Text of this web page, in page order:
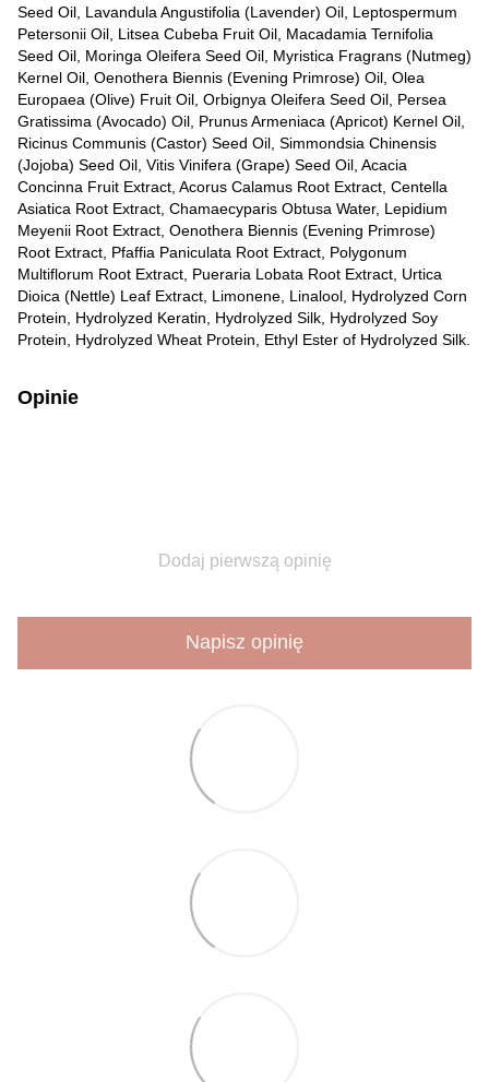
Seed Oil, Lavandula Angustifolia (Lavender) Oil, Leptospermum
Petersonii Oil, Litsea Cubeba Fruit Oil, Macadamia Ternifolia
Seed Oil, Moringa Oleifera Seed Oil, Myristica Fragrans (Nutmeg)
Kernel Oil, Oenothera Biennis (Evening Primrose) Oil, Olea
Europaea (Olive) Fruit Oil, Orbignya Oleifera Seed Oil, Persea
Gratissima (Avocado) Oil, Prunus Armeniaca (Apricot) Kernel Oil,
Ricinus Communis (Castor) Seed Oil, Simmondsia Chinensis
(Jojoba) Seed Oil, Vitis Vinifera (Grape) Seed Oil, Acacia
Concinna Fruit Extract, Acorus Calamus Root Extract, Centella
Asiatica Root Extract, Chamaecyparis Obtusa Water, Lepidium
Meyenii Root Extract, Oenothera Biennis (Evening Primrose)
Root Extract, Pfaffia Paniculata Root Extract, Polygonum
Multiflorum Root Extract, Pueraria Lobata Root Extract, Urtica
Dioica (Nettle) Leaf Extract, Limonene, Linalool, Hydrolyzed Corn
Protein, Hydrolyzed Keratin, Hydrolyzed Silk, Hydrolyzed Soy
Protein, Hydrolyzed Wheat Protein, Ethyl Ester of Hydrolyzed Silk.
Opinie
Dodaj pierwszą opinię
Napisz opinię